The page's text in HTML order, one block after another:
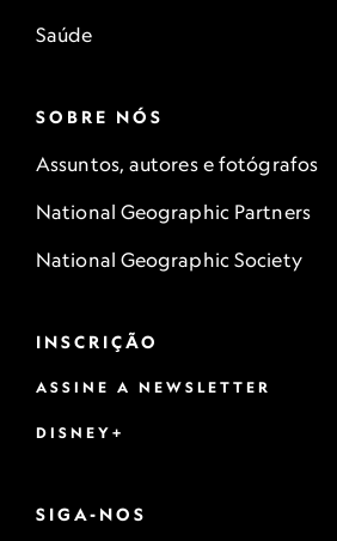
Saúde
SOBRE NÓS
Assuntos, autores e fotógrafos
National Geographic Partners
National Geographic Society
INSCRIÇÃO
ASSINE A NEWSLETTER
DISNEY+
SIGA-NOS